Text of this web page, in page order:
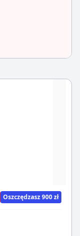
Oszczędzasz 900 zł